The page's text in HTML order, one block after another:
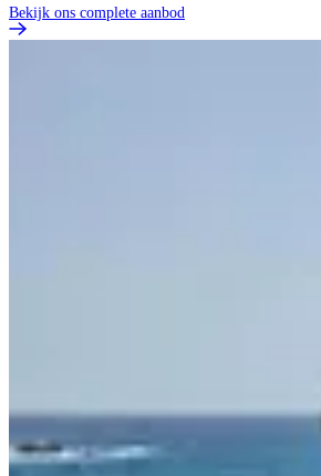
Bekijk ons complete aanbod